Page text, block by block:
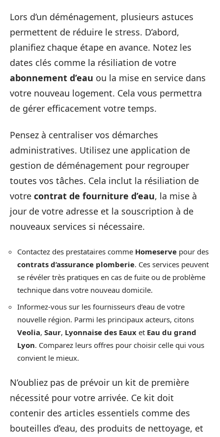
Lors d’un déménagement, plusieurs astuces
permettent de réduire le stress. D’abord,
planifiez chaque étape en avance. Notez les
dates clés comme la résiliation de votre
abonnement d’eau ou la mise en service dans
votre nouveau logement. Cela vous permettra
de gérer efficacement votre temps.
Pensez à centraliser vos démarches
administratives. Utilisez une application de
gestion de déménagement pour regrouper
toutes vos tâches. Cela inclut la résiliation de
votre contrat de fourniture d’eau, la mise à
jour de votre adresse et la souscription à de
nouveaux services si nécessaire.
Contactez des prestataires comme Homeserve pour des
contrats d’assurance plomberie. Ces services peuvent
se révéler très pratiques en cas de fuite ou de problème
technique dans votre nouveau domicile.
Informez-vous sur les fournisseurs d’eau de votre
nouvelle région. Parmi les principaux acteurs, citons
Veolia, Saur, Lyonnaise des Eaux et Eau du grand
Lyon. Comparez leurs offres pour choisir celle qui vous
convient le mieux.
N’oubliez pas de prévoir un kit de première
nécessité pour votre arrivée. Ce kit doit
contenir des articles essentiels comme des
bouteilles d’eau, des produits de nettoyage, et